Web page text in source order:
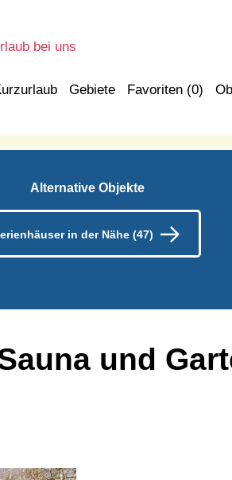
bei uns
Gebiete Favoriten (0)
Alternative Objekte
in der Nähe (47)
und